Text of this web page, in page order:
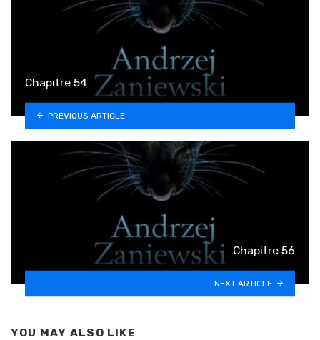
Chapitre 54
PREVIOUS ARTICLE
Chapitre 56
NEXT ARTICLE
YOU MAY ALSO LIKE